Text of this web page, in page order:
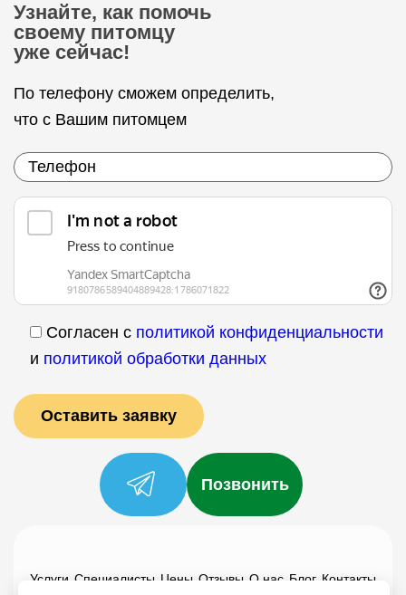
Узнайте, как помочь
своему питомцу
уже сейчас!
По телефону сможем определить,
что с Вашим питомцем
Согласен с политикой конфиденциальности
и политикой обработки данных
Позвонить
Услуги Специалисты Цены Отзывы О нас Блог Контакты